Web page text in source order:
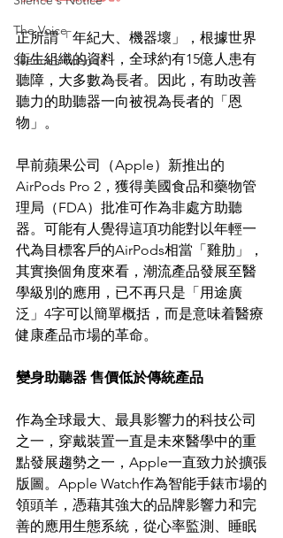
The Voice
Silence’s Friends
正所謂「年紀大、機器壞」，根據世界
衞生組織的資料，全球約有15億人患有
聽障，大多數為長者。因此，有助改善
聽力的助聽器一向被視為長者的「恩
物」。
早前蘋果公司（Apple）新推出的
AirPods Pro 2，獲得美國食品和藥物管
理局（FDA）批准可作為非處方助聽
器。可能有人覺得這項功能對以年輕一
代為目標客戶的AirPods相當「雞肋」，
其實換個角度來看，潮流產品發展至醫
學級別的應用，已不再只是「用途廣
泛」4字可以簡單概括，而是意味着醫療
健康產品市場的革命。
變身助聽器 售價低於傳統產品
作為全球最大、最具影響力的科技公司
之一，穿戴裝置一直是未來醫學中的重
點發展趨勢之一，Apple一直致力於擴張
版圖。Apple Watch作為智能手錶市場的
領頭羊，憑藉其強大的品牌影響力和完
善的應用生態系統，從心率監測、睡眠